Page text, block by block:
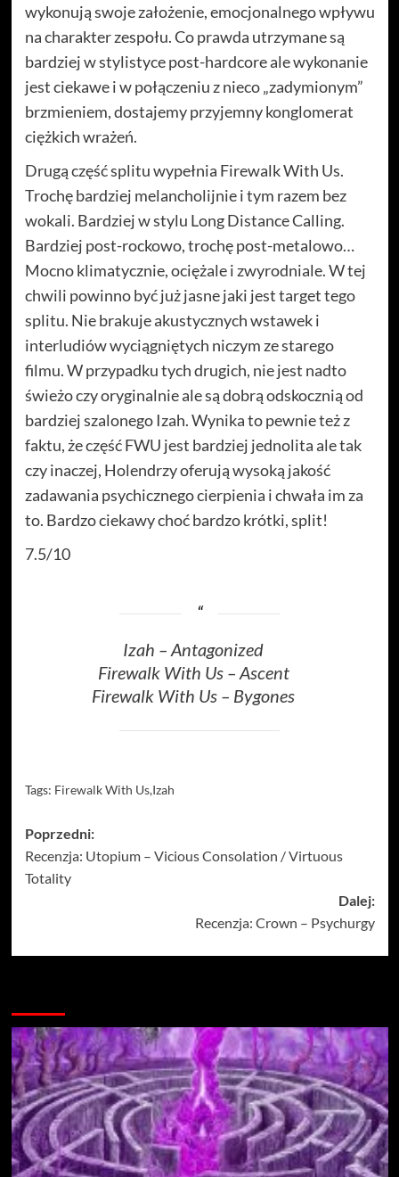
wykonują swoje założenie, emocjonalnego wpływu
na charakter zespołu. Co prawda utrzymane są
bardziej w stylistyce post-hardcore ale wykonanie
jest ciekawe i w połączeniu z nieco „zadymionym”
brzmieniem, dostajemy przyjemny konglomerat
ciężkich wrażeń.
Drugą część splitu wypełnia Firewalk With Us.
Trochę bardziej melancholijnie i tym razem bez
wokali. Bardziej w stylu Long Distance Calling.
Bardziej post-rockowo, trochę post-metalowo…
Mocno klimatycznie, ociężale i zwyrodniale. W tej
chwili powinno być już jasne jaki jest target tego
splitu. Nie brakuje akustycznych wstawek i
interludiów wyciągniętych niczym ze starego
filmu. W przypadku tych drugich, nie jest nadto
świeżo czy oryginalnie ale są dobrą odskocznią od
bardziej szalonego Izah.Wynika to pewnie też z
faktu, że część FWU jest bardziej jednolita ale tak
czy inaczej, Holendrzy oferują wysoką jakość
zadawania psychicznego cierpienia i chwała im za
to. Bardzo ciekawy choć bardzo krótki, split!
7.5/10
Izah – Antagonized
Firewalk With Us – Ascent
Firewalk With Us – Bygones
Tags: Firewalk With Us,Izah
Zobacz
wpisy
Poprzedni:
Recenzja: Utopium – Vicious Consolation / Virtuous
Totality
Dalej:
Recenzja: Crown – Psychurgy